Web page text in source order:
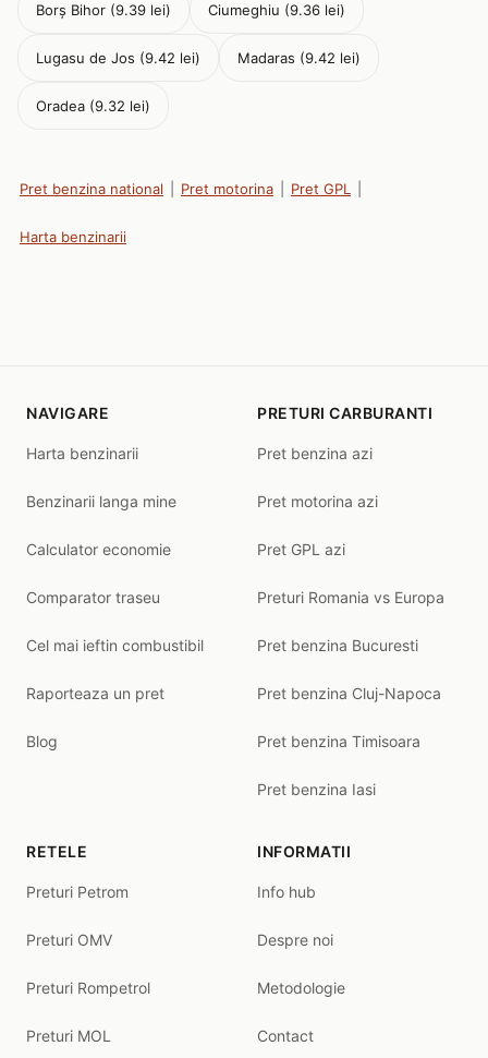
Borș Bihor (9.39 lei) Ciumeghiu (9.36 lei)
Lugasu de Jos (9.42 lei) Madaras (9.42 lei)
Oradea (9.32 lei)
Pret benzina national Pret motorina Pret GPL
Harta benzinarii
NAVIGARE
Harta benzinarii
Benzinarii langa mine
Calculator economie
Comparator traseu
Cel mai ieftin combustibil
Raporteaza un pret
Blog
PRETURI CARBURANTI
Pret benzina azi
Pret motorina azi
Pret GPL azi
Preturi Romania vs Europa
Pret benzina Bucuresti
Pret benzina Cluj-Napoca
Pret benzina Timisoara
Pret benzina Iasi
RETELE
Preturi Petrom
Preturi OMV
Preturi Rompetrol
Preturi MOL
INFORMATII
Info hub
Despre noi
Metodologie
Contact